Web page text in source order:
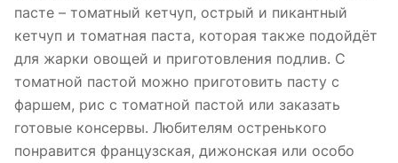
пасте – томатный кетчуп, острый и пикантный
кетчуп и томатная паста, которая также подойдёт
для жарки овощей и приготовления подлив. С
томатной пастой можно приготовить пасту с
фаршем, рис с томатной пастой или заказать
готовые консервы. Любителям остренького
понравится французская, дижонская или особо